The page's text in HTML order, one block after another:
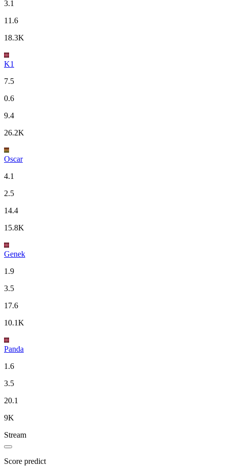
3.1
11.6
18.3K
K1
7.5
0.6
9.4
26.2K
Oscar
4.1
2.5
14.4
15.8K
Genek
1.9
3.5
17.6
10.1K
Panda
1.6
3.5
20.1
9K
Stream
Score predict